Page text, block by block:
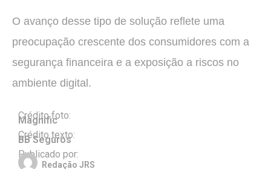
O avanço desse tipo de solução reflete uma
preocupação crescente dos consumidores com a
segurança financeira e a exposição a riscos no
ambiente digital.
Crédito foto:
Magnific
Crédito texto:
BB Seguros
Publicado por:
Redação JRS